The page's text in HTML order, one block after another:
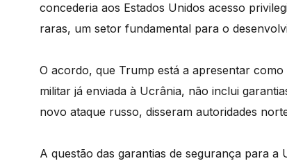
concederia aos Estados Unidos acesso
raras, um setor fundamental para o
O acordo, que Trump está a apresentar
militar já enviada à Ucrânia, não inclui
novo ataque russo, disseram autoridades
A questão das garantias de segurança para